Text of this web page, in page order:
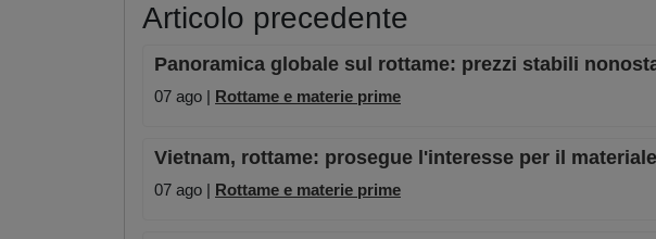
Articolo precedente
Panoramica globale sul rottame: prezzi stabili
07 ago | Rottame e materie prime
Vietnam, rottame: prosegue l'interesse per il
07 ago | Rottame e materie prime